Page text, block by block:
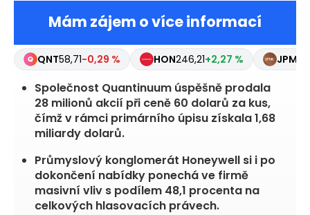
Mám zájem o více informací
QNT58,71-0,29 % HON246,21+2,27 % JPM
Společnost Quantinuum úspěšně prodala
28 milionů akcií při ceně 60 dolarů za kus,
čímž v rámci primárního úpisu získala 1,68
miliardy dolarů.
Průmyslový konglomerát Honeywell si i po
dokončení nabídky ponechá ve firmě
masivní vliv s podílem 48,1 procenta na
celkových hlasovacích právech.